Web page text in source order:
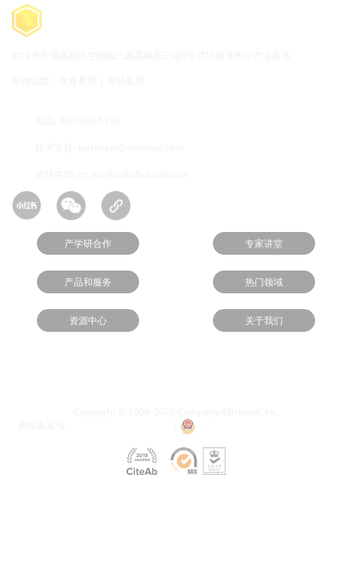
产学研合作 专家讲堂
产品和服务 热门领域
资源中心 关于我们